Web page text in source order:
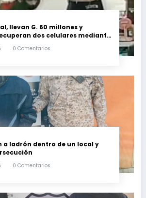
llevan G. 60 millones y
dos celulares mediante
0 Comentarios
a ladrón dentro de un local y
0 Comentarios